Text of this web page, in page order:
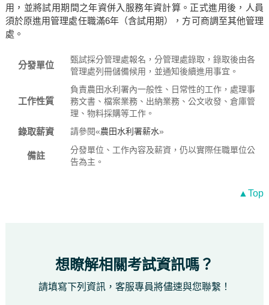
用，並將試用期間之年資併入服務年資計算。正式進用後，人員
須於原進用管理處任職滿6年（含試用期），方可商調至其他管理
處。
分發單位
甄試採分管理處報名，分管理處錄取，錄取後由各
管理處列冊儲備候用，並通知後續進用事宜。
工作性質
負責農田水利署內一般性、日常性的工作，處理事
務文書、檔案業務、出納業務、公文收發、倉庫管
理、物料採購等工作。
錄取薪資 請參閱«農田水利署薪水»
備註
分發單位、工作內容及薪資，仍以實際任職單位公
告為主。
▲Top
想瞭解相關考試資訊嗎？
請填寫下列資訊，客服專員將儘速與您聯繫！